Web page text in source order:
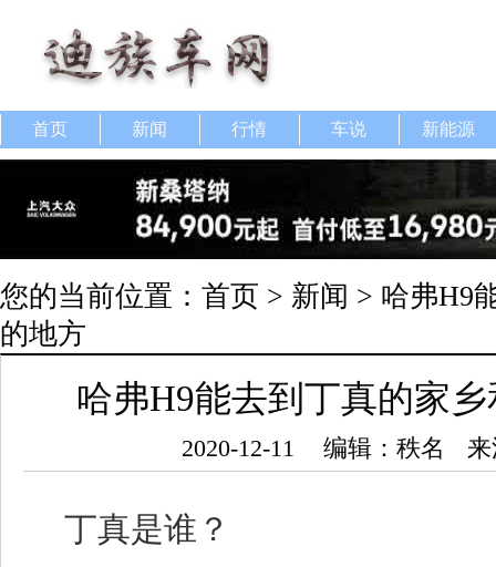
首页 新闻 行情 车说 新能源
您的当前位置： 首页 > 新闻 > 哈弗H9
的地方
哈弗H9能去到丁真的家
2020-12-11 编辑：秩名
丁真是谁？